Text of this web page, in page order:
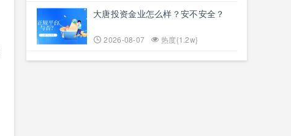
大唐投资金业怎么样？安不安全？
2026-08-07 热度{1.2w}